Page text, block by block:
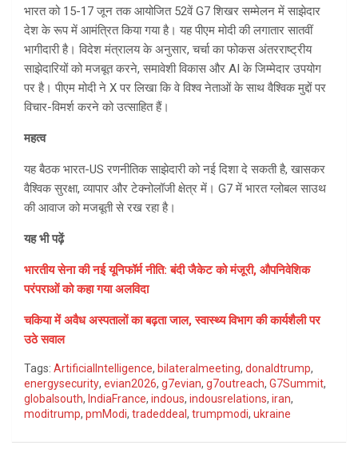
भारत को 15-17 जून तक आयोजित 52वें G7 शिखर सम्मेलन में साझेदार
देश के रूप में आमंत्रित किया गया है। यह पीएम मोदी की लगातार सातवीं
भागीदारी है। विदेश मंत्रालय के अनुसार, चर्चा का फोकस अंतरराष्ट्रीय
साझेदारियों को मजबूत करने, समावेशी विकास और AI के जिम्मेदार उपयोग
पर है। पीएम मोदी ने X पर लिखा कि वे विश्व नेताओं के साथ वैश्विक मुद्दों पर
विचार-विमर्श करने को उत्साहित हैं।
महत्व
यह बैठक भारत-US रणनीतिक साझेदारी को नई दिशा दे सकती है, खासकर
वैश्विक सुरक्षा, व्यापार और टेक्नोलॉजी क्षेत्र में। G7 में भारत ग्लोबल साउथ
की आवाज को मजबूती से रख रहा है।
यह भी पढ़ें
भारतीय सेना की नई यूनिफॉर्म नीति: बंदी जैकेट को मंजूरी, औपनिवेशिक
परंपराओं को कहा गया अलविदा
चकिया में अवैध अस्पतालों का बढ़ता जाल, स्वास्थ्य विभाग की कार्यशैली पर
उठे सवाल
Tags: ArtificialIntelligence, bilateralmeeting, donaldtrump,
energysecurity, evian2026, g7evian, g7outreach, G7Summit,
globalsouth, IndiaFrance, indous, indousrelations, iran,
moditrump, pmModi, tradeddeal , trumpmodi, ukraine